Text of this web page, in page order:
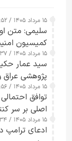
۱۵ مرداد ۱۴۰۵ / ۱۹:۵۲
سلیمی: متن
کمیسیون
۱۵ مرداد ۱۴۰۵ / ۱۹:۳۷
سید عمار
پژوهشی عراق
۱۵ مرداد ۱۴۰۵ / ۱۲:۵۶
توافق
اصلی بر سر
۱۵ مرداد ۱۴۰۵ / ۰۸:۳۴
ادعای ترامپ